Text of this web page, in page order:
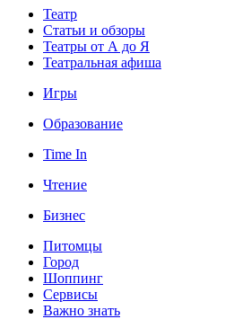
Театр
Статьи и обзоры
Театры от А до Я
Театральная афиша
Игры
Образование
Time In
Чтение
Бизнес
Питомцы
Город
Шоппинг
Сервисы
Важно знать